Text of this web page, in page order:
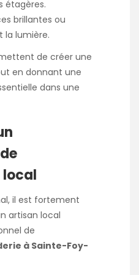
étagères.
brillantes ou
la lumière.
de créer une
en donnant une
dans une
local
il est fortement
artisan local
de
à Sainte-Foy-